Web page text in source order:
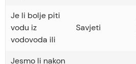
Je li bolje piti
vodu iz
vodovoda ili
Savjeti
Jesmo li nakon